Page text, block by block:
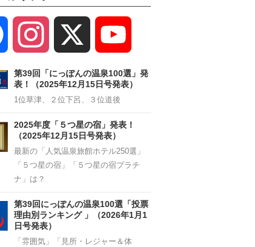
Facebook Instagram
Channel
第39回「にっぽんの温泉100選」発
表！（2025年12月15日号発表）
1位草津、２位下呂、３位道後
2025年度「５つ星の宿」発表！
（2025年12月15日号発表）
最新の「人気温泉旅館ホテル250選」
「５つ星の宿」「５つ星の宿プラチ
ナ」は？
第39回にっぽんの温泉100選「投票
理由別ランキング 」（2026年1月1
日号発表）
「雰囲気」「見所・レジャー＆体